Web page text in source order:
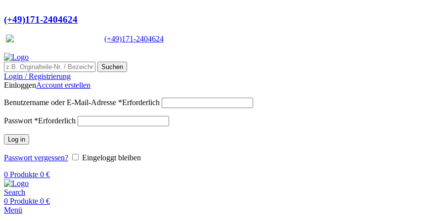
(+49)171-2404624
(+49)171-2404624
Suchen
Login / Registrierung
EinloggenAccount erstellen
Benutzername oder E-Mail-Adresse *Erforderlich
Passwort *Erforderlich
Log in
Passwort vergessen?
Eingeloggt bleiben
0 Produkte 0 €
Search
0 Produkte 0 €
Menü